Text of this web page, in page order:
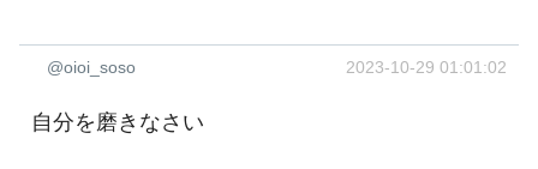
@oioi_soso 2023-10-29 01:01:02
自分を磨きなさい